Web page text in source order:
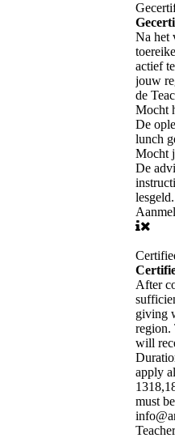
Na het
actief
jouw
de
Mocht
De
lunch
Mocht
De
lesgeld.
After
giving
region.
will
apply
must